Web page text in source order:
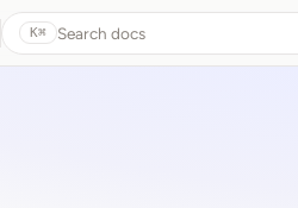
Search docs
⌘K